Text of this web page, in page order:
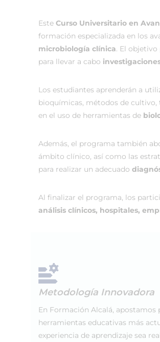
Este Curso Universitario en
formación especializada en los
microbiología clínica. El
para llevar a cabo
Los estudiantes aprenderán a
bioquímicas, métodos de cultivo,
en el uso de herramientas de
Además, el programa también
ámbito clínico, así como las
para realizar un adecuado
Al finalizar el programa, los
análisis clínicos, hospitales,
Metodología Innovadora
En Formación Alcalá, apostamos
herramientas educativas más
experiencia de aprendizaje sea